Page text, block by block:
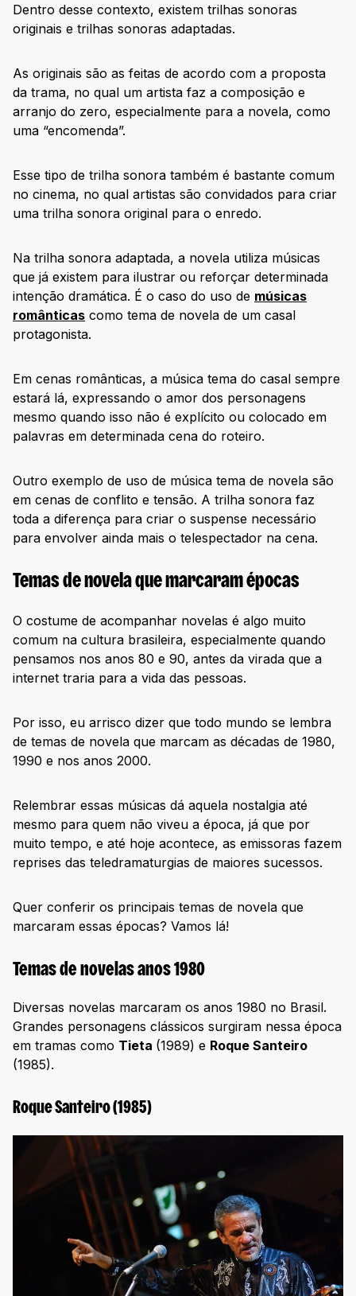
Dentro desse contexto, existem trilhas sonoras
originais e trilhas sonoras adaptadas.
As originais são as feitas de acordo com a proposta
da trama, no qual um artista faz a composição e
arranjo do zero, especialmente para a novela, como
uma “encomenda”.
Esse tipo de trilha sonora também é bastante comum
no cinema, no qual artistas são convidados para criar
uma trilha sonora original para o enredo.
Na trilha sonora adaptada, a novela utiliza músicas
que já existem para ilustrar ou reforçar determinada
intenção dramática. É o caso do uso de músicas
românticas como tema de novela de um casal
protagonista.
Em cenas românticas, a música tema do casal sempre
estará lá, expressando o amor dos personagens
mesmo quando isso não é explícito ou colocado em
palavras em determinada cena do roteiro.
Outro exemplo de uso de música tema de novela são
em cenas de conflito e tensão. A trilha sonora faz
toda a diferença para criar o suspense necessário
para envolver ainda mais o telespectador na cena.
Temas de novela que marcaram épocas
O costume de acompanhar novelas é algo muito
comum na cultura brasileira, especialmente quando
pensamos nos anos 80 e 90, antes da virada que a
internet traria para a vida das pessoas.
Por isso, eu arrisco dizer que todo mundo se lembra
de temas de novela que marcam as décadas de 1980,
1990 e nos anos 2000.
Relembrar essas músicas dá aquela nostalgia até
mesmo para quem não viveu a época, já que por
muito tempo, e até hoje acontece, as emissoras fazem
reprises das teledramaturgias de maiores sucessos.
Quer conferir os principais temas de novela que
marcaram essas épocas? Vamos lá!
Temas de novelas anos 1980
Diversas novelas marcaram os anos 1980 no Brasil.
Grandes personagens clássicos surgiram nessa época
em tramas como Tieta (1989) e Roque Santeiro
(1985).
Roque Santeiro (1985)